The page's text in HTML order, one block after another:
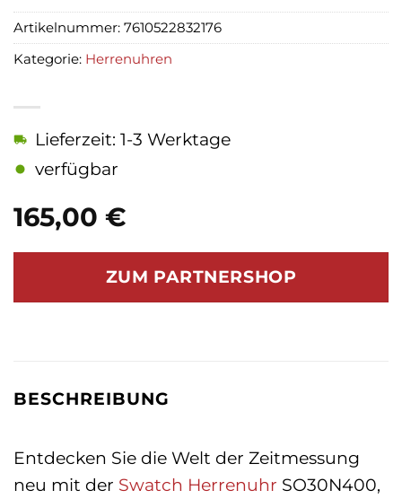
165,00 €
Lieferzeit: 1-3 Werktage
verfügbar
ZUM PARTNERSHOP
Artikelnummer: 7610522832176
Kategorie: Herrenuhren
BESCHREIBUNG
Entdecken Sie die Welt der Zeitmessung
neu mit der Swatch Herrenuhr SO30N400,